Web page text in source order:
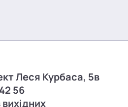
Леся Курбаса, 5в
56